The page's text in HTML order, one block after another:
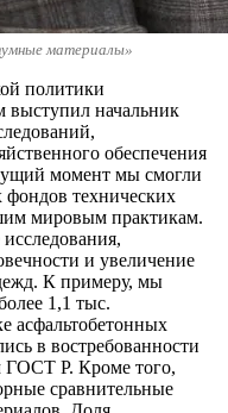
материалы»
политики
начальник
обеспечения
момент мы смогли
фондов технических
мировым практикам.
и увеличение
К примеру, мы
1,1 тыс.
асфальтобетонных
в востребованности
ГОСТ Р. Кроме того,
сравнительные